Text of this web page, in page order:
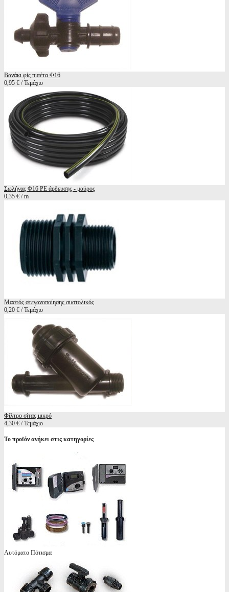
Βανάκι φίς πιπέτα Φ16
0,95 € / Τεμάχιο
Σωλήνας Φ16 ΡΕ άρδευσης - μαύρος
0,35 € / m
Μαστός στεγανοποίησης συστολικός
0,20 € / Τεμάχιο
Φίλτρο σίτας μικρό
4,30 € / Τεμάχιο
Το προϊόν ανήκει στις κατηγορίες
Αυτόματο Πότισμα